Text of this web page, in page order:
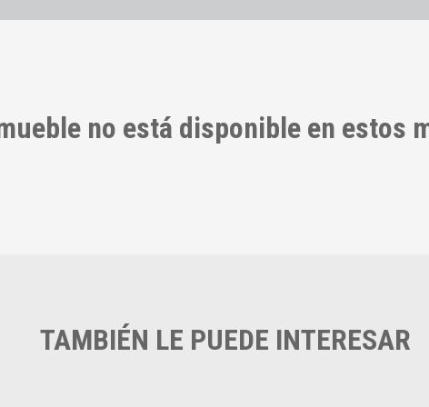
no está disponible en estos
TAMBIÉN LE PUEDE INTERESAR